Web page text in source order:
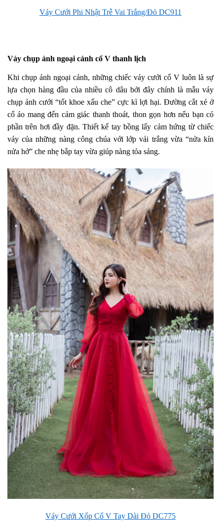
Váy Cưới Phi Nhật Trễ Vai Trắng/Đỏ DC911
Váy chụp ảnh ngoại cảnh cổ V thanh lịch
Khi chụp ảnh ngoại cảnh, những chiếc váy cưới cổ V luôn là sự
lựa chọn hàng đầu của nhiều cô dâu bởi đây chính là mẫu váy
chụp ảnh cưới “tốt khoe xấu che” cực kì lợi hại. Đường cắt xẻ ở
cổ áo mang đến cảm giác thanh thoát, thon gọn hơn nếu bạn có
phần trên hơi đầy đặn. Thiết kế tay bồng lấy cảm hứng từ chiếc
váy của những nàng công chúa với lớp vải trắng vừa “nửa kín
nửa hở” che nhẹ bắp tay vừa giúp nàng tỏa sáng.
Váy Cưới Xốp Cổ V Tay Dài Đỏ DC775